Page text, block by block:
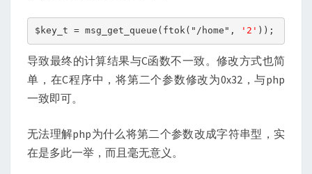
$key_t = msg_get_queue(ftok("/home", '2' ));
导致最终的计算结果与C函数不一致。修改方式也简
单，在C程序中，将第二个参数修改为0x32，与php
一致即可。
无法理解php为什么将第二个参数改成字符串型，实
在是多此一举，而且毫无意义。